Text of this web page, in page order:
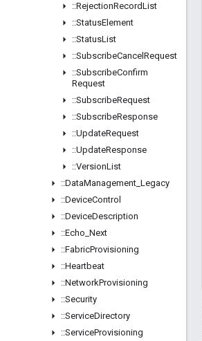
::RejectionRecordList
::StatusElement
::StatusList
::SubscribeCancel Request
::SubscribeConfirm
Request
::SubscribeRequest
::SubscribeResponse
::UpdateRequest
::UpdateResponse
::VersionList
::DataManagement Legacy
::DeviceControl
::DeviceDescription
::Echo Next
::FabricProvisioning
::Heartbeat
::NetworkProvisioning
::Security
::ServiceDirectory
::ServiceProvisioning